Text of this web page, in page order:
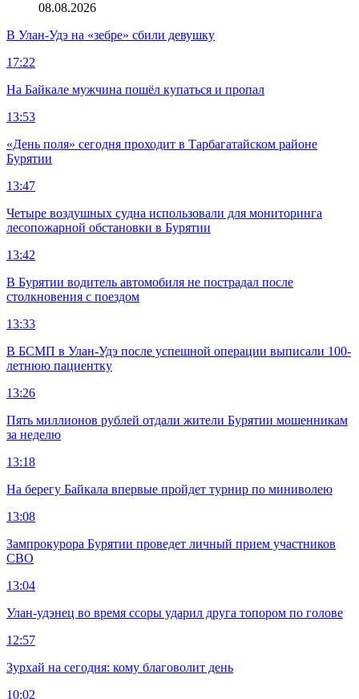
08.08.2026
В Улан-Удэ на «зебре» сбили девушку
17:22
На Байкале мужчина пошёл купаться и пропал
13:53
«День поля» сегодня проходит в Тарбагатайском районе
Бурятии
13:47
Четыре воздушных судна использовали для мониторинга
лесопожарной обстановки в Бурятии
13:42
В Бурятии водитель автомобиля не пострадал после
столкновения с поездом
13:33
В БСМП в Улан-Удэ после успешной операции выписали 100-
летнюю пациентку
13:26
Пять миллионов рублей отдали жители Бурятии мошенникам
за неделю
13:18
На берегу Байкала впервые пройдет турнир по миниволею
13:08
Зампрокурора Бурятии проведет личный прием участников
СВО
13:04
Улан-удэнец во время ссоры ударил друга топором по голове
12:57
Зурхай на сегодня: кому благоволит день
10:02